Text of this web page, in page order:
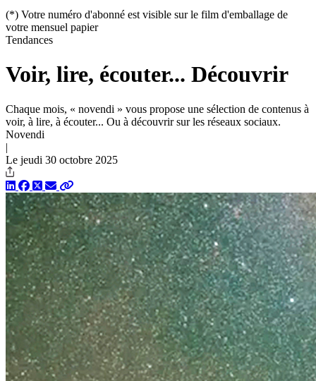
(*) Votre numéro d'abonné est visible sur le film d'emballage de
votre mensuel papier
Tendances
Voir, lire, écouter... Découvrir
Chaque mois, « novendi » vous propose une sélection de contenus à
voir, à lire, à écouter... Ou à découvrir sur les réseaux sociaux.
Novendi
|
Le jeudi 30 octobre 2025